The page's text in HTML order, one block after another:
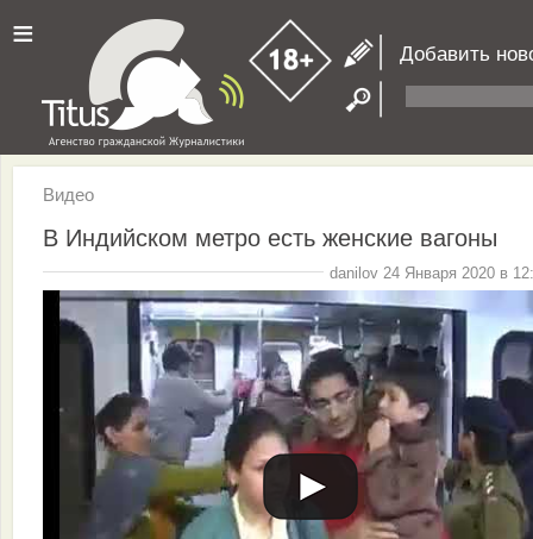
≡ Добавить
Видео
В Индийском метро есть женские вагоны
danilov 24 Января 2020 в